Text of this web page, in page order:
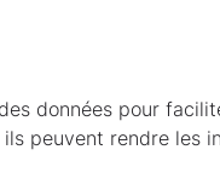
données pour
peuvent rendre les